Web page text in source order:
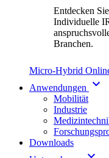
Entdecken
Individuelle
Branchen.
Micro-Hybrid
Anwendungen
Mobilität
Industrie
Downloads